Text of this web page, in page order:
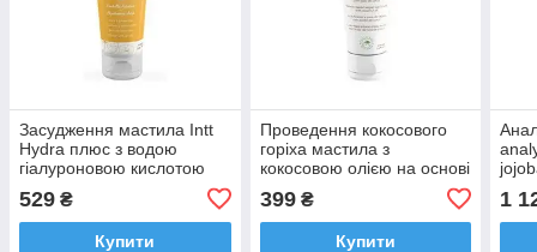
Засудження мастила Intt
Hydra плюс з водою
гіалуроновою кислотою
529 ₴
Купити
Проведення кокосового
горіха мастила з
кокосовою олією на основі
399₴
Купити
1